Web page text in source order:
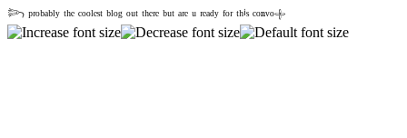
𓆸 ᵖʳᵒᵇᵃᵇˡʸ ᵗʰᵉ ᶜᵒᵒˡᵉˢᵗ ᵇˡᵒᵍ ᵒᵘᵗ ᵗʰᵉʳᵉ ᵇᵘᵗ ᵃʳᵉ ᵘ ʳᵉᵃᵈʸ ᶠᵒʳ ᵗʰⁱˢ ᶜᵒⁿᵛᵒ𓇬